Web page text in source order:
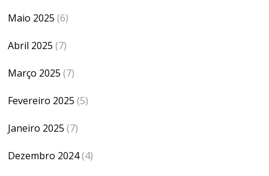
Maio 2025 (6)
Abril 2025 (7)
Março 2025 (7)
Fevereiro 2025 (5)
Janeiro 2025 (7)
Dezembro 2024(4)